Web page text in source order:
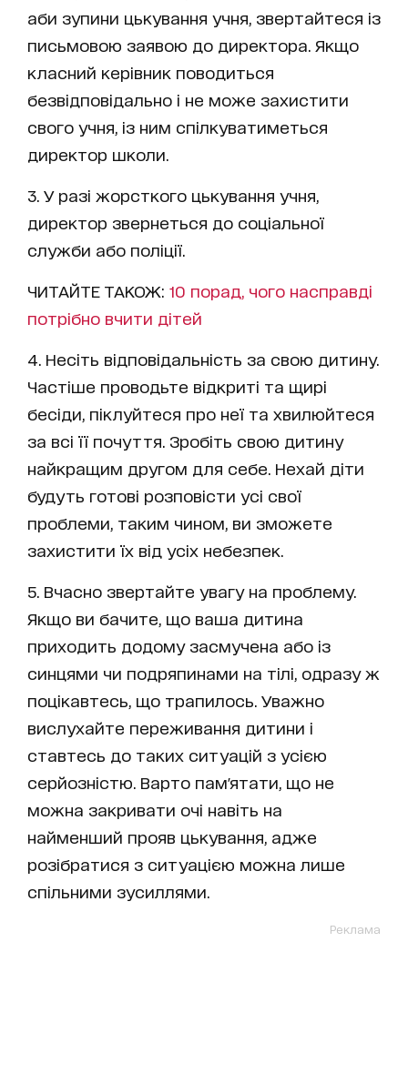
аби зупини цькування учня, звертайтеся із
письмовою заявою до директора. Якщо
класний керівник поводиться
безвідповідально і не може захистити
свого учня, із ним спілкуватиметься
директор школи.
3. У разі жорсткого цькування учня,
директор звернеться до соціальної
служби або поліції.
ЧИТАЙТЕ ТАКОЖ: 10 порад, чого насправді
потрібно вчити дітей
4. Несіть відповідальність за свою дитину.
Частіше проводьте відкриті та щирі
бесіди, піклуйтеся про неї та хвилюйтеся
за всі її почуття. Зробіть свою дитину
найкращим другом для себе. Нехай діти
будуть готові розповісти усі свої
проблеми, таким чином, ви зможете
захистити їх від усіх небезпек.
5. Вчасно звертайте увагу на проблему.
Якщо ви бачите, що ваша дитина
приходить додому засмучена або із
синцями чи подряпинами на тілі, одразу ж
поцікавтесь, що трапилось. Уважно
вислухайте переживання дитини і
ставтесь до таких ситуацій з усією
серйозністю. Варто пам'ятати, що не
можна закривати очі навіть на
найменший прояв цькування, адже
розібратися з ситуацією можна лише
спільними зусиллями.
Реклама